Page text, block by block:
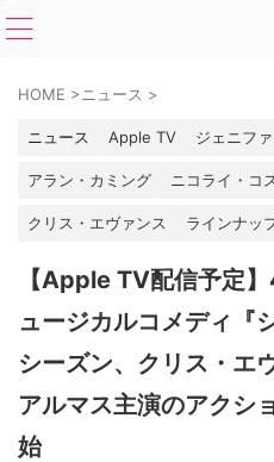
HOME >ニュース >
ニュース Apple TV ジェニフ
アラン・カミング ニコライ・コ
クリス・エヴァンス ラインナッ
【Apple TV配信予定
ュージカルコメディ『
シーズン、クリス・エ
アルマス主演のアクシ
始